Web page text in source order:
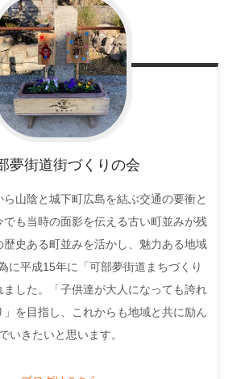
夢街道街づくりの会
山陰と城下町広島を結ぶ交通の要衝と
でも当時の面影を伝える古い町並みが残
歴史ある町並みを活かし、魅力ある地域
に平成15年に「可部夢街道まちづくり
した。「子供達が大人になっても誇れ
」を目指し、これからも地域と共に励ん
でいきたいと思います。